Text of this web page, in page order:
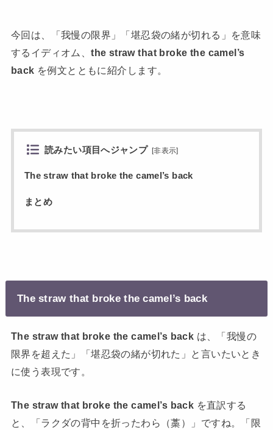
今回は、「我慢の限界」「堪忍袋の緒が切れる」を意味
するイディオム、the straw that broke the camel’s
back を例文とともに紹介します。
読みたい項目へジャンプ [非表示]
The straw that broke the camel’s back
まとめ
The straw that broke the camel’s back
The straw that broke the camel’s back は、「我慢の
限界を超えた」「堪忍袋の緒が切れた」と言いたいとき
に使う表現です。
The straw that broke the camel’s back を直訳する
と、「ラクダの背中を折ったわら（藁）」ですね。
「限